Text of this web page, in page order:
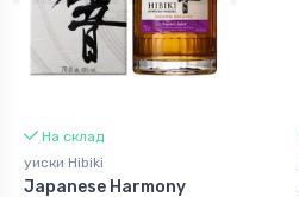
На склад
уиски Hibiki
Japanese Harmony